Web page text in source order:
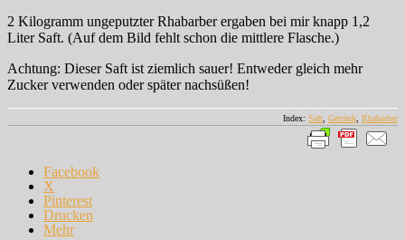
2 Kilogramm ungeputzter Rhabarber ergaben bei mir knapp 1,2
Liter Saft. (Auf dem Bild fehlt schon die mittlere Flasche.)
Achtung: Dieser Saft ist ziemlich sauer! Entweder gleich mehr
Zucker verwenden oder später nachsüßen!
Index: Saft, Getränk, Rhabarber
Facebook
X
Pinterest
Drucken
Mehr